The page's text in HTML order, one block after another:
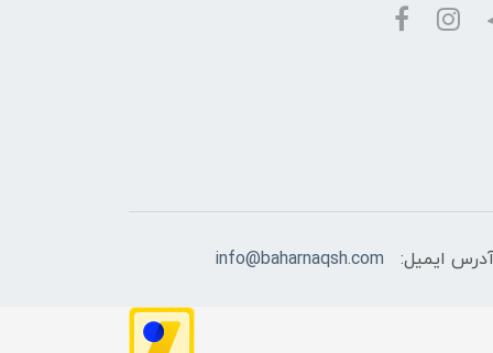
ایمیل: info@baharnaqsh.com